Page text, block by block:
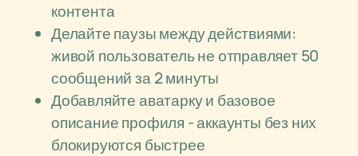
контента
Делайте паузы между действиями:
живой пользователь не отправляет 50
сообщений за 2 минуты
Добавляйте аватарку и базовое
описание профиля - аккаунты без них
блокируются быстрее